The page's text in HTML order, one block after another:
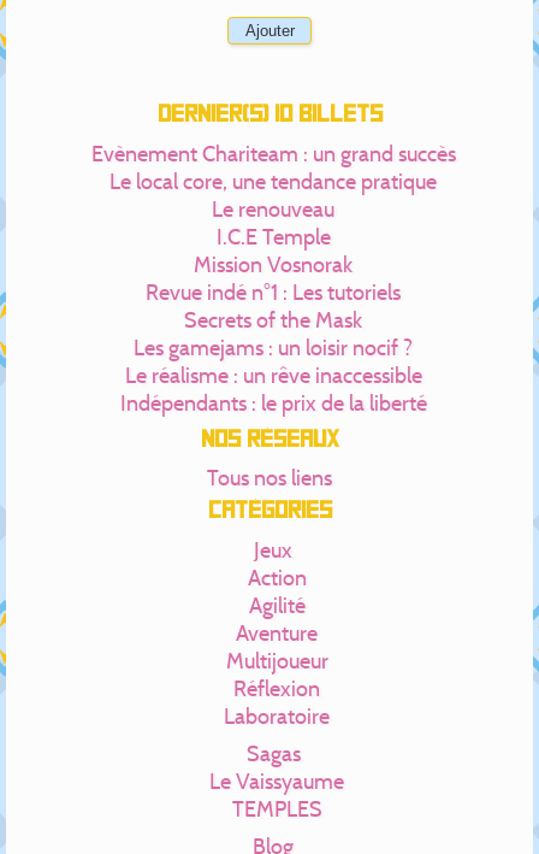
Dernier(s) 10 billets
Evènement Chariteam : un grand succès
Le local core, une tendance pratique
Le renouveau
I.C.E Temple
Mission Vosnorak
Revue indé n°1 : Les tutoriels
Secrets of the Mask
Les gamejams : un loisir nocif ?
Le réalisme : un rêve inaccessible
Indépendants : le prix de la liberté
Nos réseaux
Tous nos liens
Catégories
Jeux
Action
Agilité
Aventure
Multijoueur
Réflexion
Laboratoire
Sagas
Le Vaissyaume
TEMPLES
Blog